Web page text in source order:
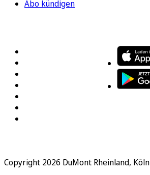
Abo kündigen
Copyright 2026 DuMont Rheinland, Köln